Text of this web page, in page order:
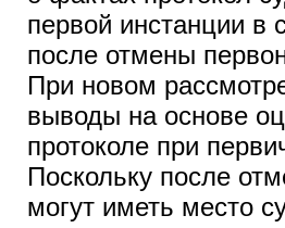
первой инстанции в
после отмены
При новом
выводы на основе
протоколе при
Поскольку после
могут иметь место